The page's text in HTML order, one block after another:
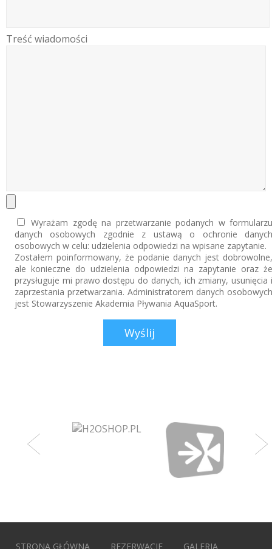
Treść wiadomości
Wyrażam zgodę na przetwarzanie podanych w
danych osobowych zgodnie z ustawą o ochronie
osobowych w celu: udzielenia odpowiedzi na wpisane zapytanie.
Zostałem poinformowany, że podanie danych jest
ale konieczne do udzielenia odpowiedzi na zapytanie oraz
przysługuje mi prawo dostępu do danych, ich zmiany, usunięcia
zaprzestania przetwarzania. Administratorem danych
jest Stowarzyszenie Akademia Pływania AquaSport.
STRONA GŁÓWNA REZERWACJE GALERIA